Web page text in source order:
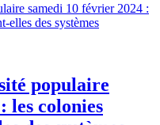
samedi 10 février 2024 :
elles des systèmes
populaire
les colonies